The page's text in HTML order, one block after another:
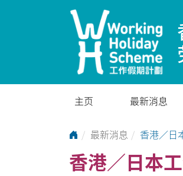
主页 最新消息
Go to Home Page
最新消息 香港／日
香港／日本